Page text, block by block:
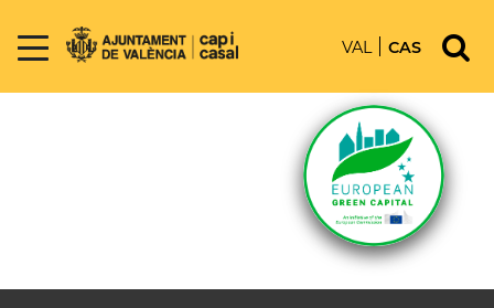
VAL CAS